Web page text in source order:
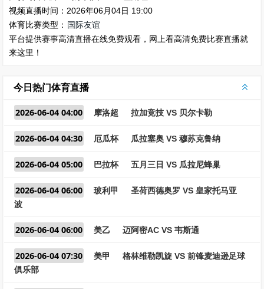
视频直播时间：2026年06月04日 19:00
体育比赛类型： 国际友谊
平台提供赛事高清直播在线免费观看，网上看高清免费比赛直播就
来这里！
今日热门体育直播
2026-06-04 04:00 摩洛超 拉加竞技 VS 贝尔卡勒
2026-06-04 04:30 厄瓜杯 瓜拉塞奥 VS 穆苏克鲁纳
2026-06-04 05:00 巴拉杯 五月三日 VS 瓜拉尼蜂巢
2026-06-04 06:00 玻利甲
圣荷西德奥罗 VS 皇家托马亚
波
2026-06-04 06:00 美乙 迈阿密AC VS 韦斯通
2026-06-04 07:30 美甲
格林维勒凯旋 VS 前锋麦迪逊足球
俱乐部